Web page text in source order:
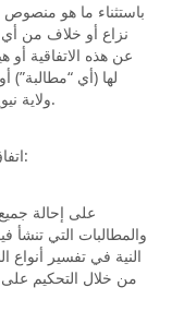
باستثناء ما هو
نزاع أو خلاف من أي
عن هذه الاتفاقية أو
لها (أي “مطالبة”)
ولاية نيويورك بصرف النظر عن قواعد تنازع القوانين.
12. اتفاق التحكيم والتنازل عن الدعوى الجماعية:
والمطالبات التي تنشأ
النية في تفسير أنواع
من خلال التحكيم